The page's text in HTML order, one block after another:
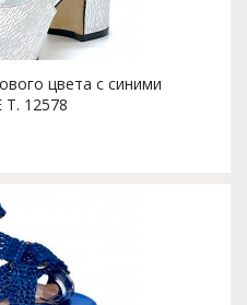
цвета с синими
T. 12578